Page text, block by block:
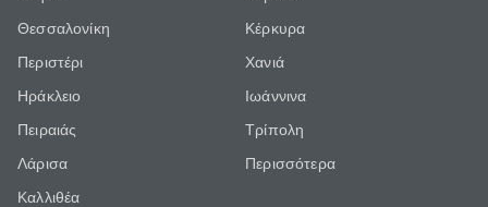
Θεσσαλονίκη
Περιστέρι
Ηράκλειο
Πειραιάς
Λάρισα
Καλλιθέα
Κέρκυρα
Χανιά
Ιωάννινα
Τρίπολη
Περισσότερα